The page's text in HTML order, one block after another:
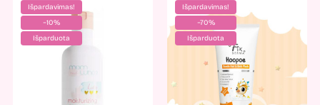
Išpardavimas!
−10%
Išparduota
Išpardavimas!
−70%
Išparduota